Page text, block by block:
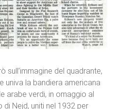
sull’immagine del quadrante,
univa la bandiera americana
arabe verdi, in omaggio al
di Nejd, uniti nel 1932 per